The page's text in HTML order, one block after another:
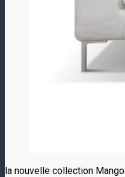
la nouvelle collection Mango